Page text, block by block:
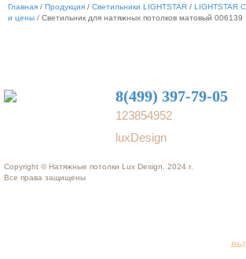
Главная / Продукция / Светильники LIGHTSTAR / LIGHTSTAR
и цены / Светильник для натяжных потолков матовый 006139
8(499) 397-79-05
123854952
luxDesign
Copyright © Натяжные потолки Lux Design. 2024 г.
Все права защищены